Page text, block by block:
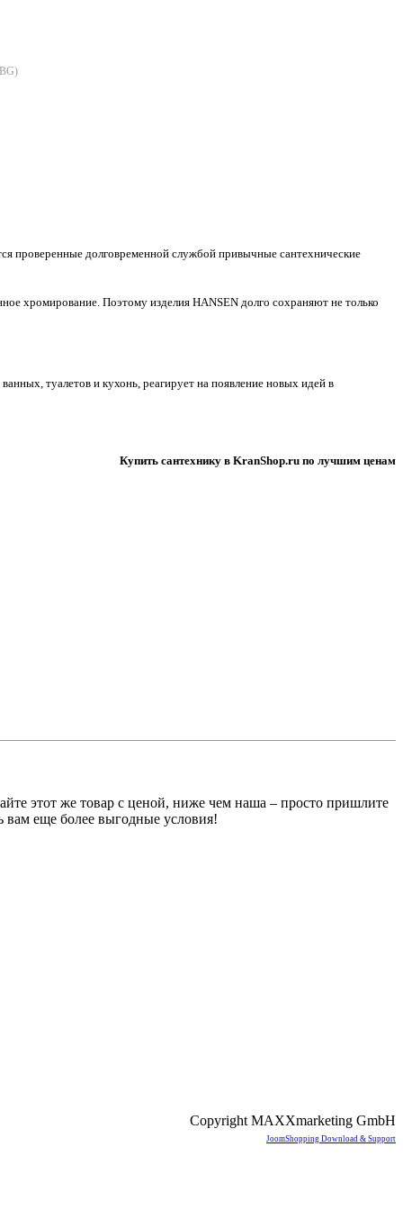
)
проверенные долговременной службой привычные сантехнические
хромирование. Поэтому изделия HANSEN долго сохраняют не только
туалетов и кухонь, реагирует на появление новых идей в
Купить сантехнику в KranShop.ru по лучшим ценам
этот же товар с ценой, ниже чем наша – просто пришлите
вам еще более выгодные условия!
Copyright MAXXmarketing GmbH
JoomShopping Download & Support